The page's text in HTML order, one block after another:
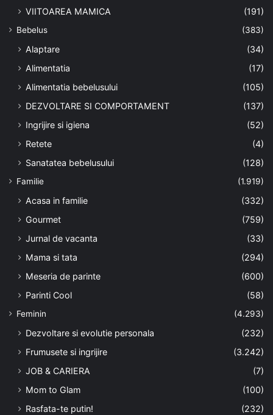
VIITOAREA MAMICA
(191)
Bebelus (383)
Alaptare
(34)
Alimentatia
(17)
Alimentatia bebelusului
(105)
DEZVOLTARE SI COMPORTAMENT
(137)
Ingrijire si igiena
(52)
Retete
(4)
Sanatatea bebelusului
(128)
Familie (1.919)
Acasa in familie
(332)
Gourmet
(759)
Jurnal de vacanta
(33)
Mama si tata
(294)
Meseria de parinte
(600)
Parinti Cool
(58)
Feminin (4.293)
Dezvoltare si evolutie personala
(232)
Frumusete si ingrijire
(3.242)
JOB & CARIERA
(7)
Mom to Glam
(100)
Rasfata-te putin!
(232)